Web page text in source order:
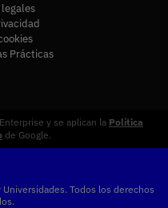
Prácticas
y se aplican la Política
de Google.
Todos los derechos